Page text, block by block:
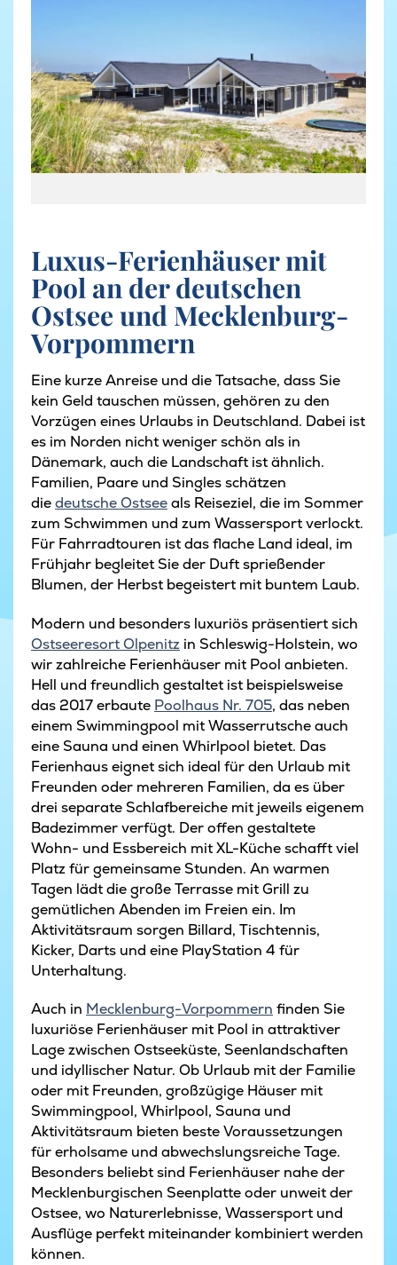
Luxus-Ferienhäuser mit
Pool an der deutschen
Ostsee und Mecklenburg-
Vorpommern
Eine kurze Anreise und die Tatsache, dass Sie
kein Geld tauschen müssen, gehören zu den
Vorzügen eines Urlaubs in Deutschland. Dabei ist
es im Norden nicht weniger schön als in
Dänemark, auch die Landschaft ist ähnlich.
Familien, Paare und Singles schätzen
diedeutsche Ostseeals Reiseziel, die im Sommer
zum Schwimmen und zum Wassersport verlockt.
Für Fahrradtouren ist das flache Land ideal, im
Frühjahr begleitet Sie der Duft sprießender
Blumen, der Herbst begeistert mit buntem Laub.
Modern und besonders luxuriös präsentiert sich
Ostseeresort Olpenitz in Schleswig-Holstein, wo
wir zahlreiche Ferienhäuser mit Pool anbieten.
Hell und freundlich gestaltet ist beispielsweise
das 2017 erbaute Poolhaus Nr. 705, das neben
einem Swimmingpool mit Wasserrutsche auch
eine Sauna und einen Whirlpool bietet. Das
Ferienhaus eignet sich ideal für den Urlaub mit
Freunden oder mehreren Familien, da es über
drei separate Schlafbereiche mit jeweils eigenem
Badezimmer verfügt. Der offen gestaltete
Wohn- und Essbereich mit XL-Küche schafft viel
Platz für gemeinsame Stunden. An warmen
Tagen lädt die große Terrasse mit Grill zu
gemütlichen Abenden im Freien ein. Im
Aktivitätsraum sorgen Billard, Tischtennis,
Kicker, Darts und eine PlayStation 4 für
Unterhaltung.
Auch in Mecklenburg-Vorpommern finden Sie
luxuriöse Ferienhäuser mit Pool in attraktiver
Lage zwischen Ostseeküste, Seenlandschaften
und idyllischer Natur. Ob Urlaub mit der Familie
oder mit Freunden, großzügige Häuser mit
Swimmingpool, Whirlpool, Sauna und
Aktivitätsraum bieten beste Voraussetzungen
für erholsame und abwechslungsreiche Tage.
Besonders beliebt sind Ferienhäuser nahe der
Mecklenburgischen Seenplatte oder unweit der
Ostsee, wo Naturerlebnisse, Wassersport und
Ausflüge perfekt miteinander kombiniert werden
können.